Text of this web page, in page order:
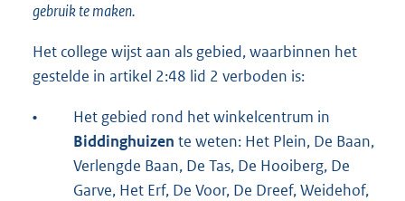
gebruik te maken.
Het college wijst aan als gebied, waarbinnen het
gestelde in artikel 2:48 lid 2 verboden is:
•
Het gebied rond het winkelcentrum in
Biddinghuizen te weten: Het Plein, De Baan,
Verlengde Baan, De Tas, De Hooiberg, De
Garve, Het Erf, De Voor, De Dreef, Weidehof,